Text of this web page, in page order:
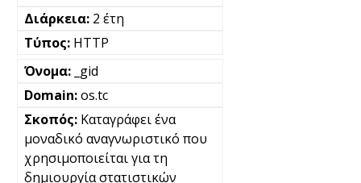
2 έτη
HTTP
_gid
os.tc
Καταγράφει ένα
μοναδικό αναγνωριστικό που
χρησιμοποιείται για τη
δημιουργία στατιστικών